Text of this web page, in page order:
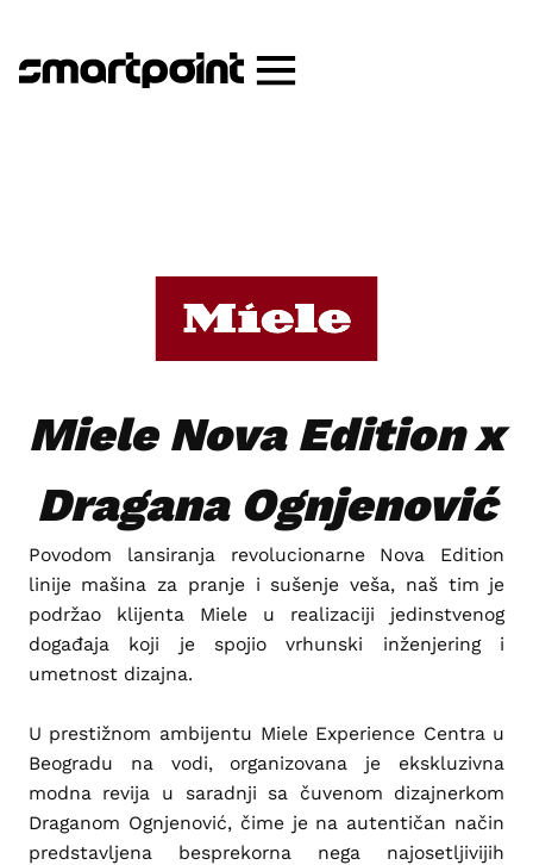
Miele Nova Edition x
Dragana Ognjenović
Povodom lansiranja revolucionarne Nova Edition
linije mašina za pranje i sušenje veša, naš tim je
podržao klijenta Miele u realizaciji jedinstvenog
događaja koji je spojio vrhunski inženjering i
umetnost dizajna.
U prestižnom ambijentu Miele Experience Centra u
Beogradu na vodi, organizovana je ekskluzivna
modna revija u saradnji sa čuvenom dizajnerkom
Draganom Ognjenović, čime je na autentičan način
predstavljena besprekorna nega najosetljivijih